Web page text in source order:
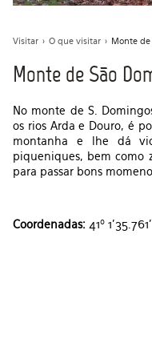
Visitar > O que visitar > Monte de
Monte de São
No monte de S.
os rios Arda e Douro, é
montanha e lhe dá
piqueniques, bem como
para passar bons
Coordenadas: 41º